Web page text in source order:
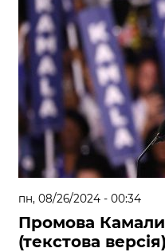
пн, 08/26/2024 - 00:34
Промова Камали
(текстова версія)